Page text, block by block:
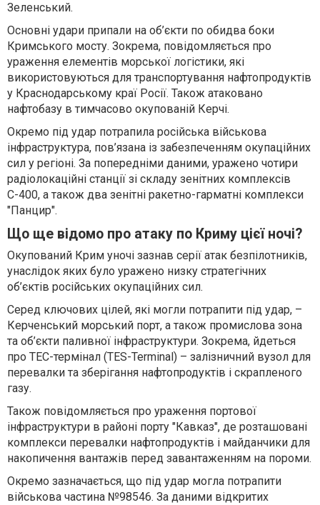
Зеленський.
Основні удари припали на об’єкти по обидва боки
Кримського мосту. Зокрема, повідомляється про
ураження елементів морської логістики, які
використовуються для транспортування нафтопродуктів
у Краснодарському краї Росії. Також атаковано
нафтобазу в тимчасово окупованій Керчі.
Окремо під удар потрапила російська військова
інфраструктура, пов’язана із забезпеченням окупаційних
сил у регіоні. За попередніми даними, уражено чотири
радіолокаційні станції зі складу зенітних комплексів
С-400, а також два зенітні ракетно-гарматні комплекси
"Панцир".
Що ще відомо про атаку по Криму цієї ночі?
Окупований Крим уночі зазнав серії атак безпілотників,
унаслідок яких було уражено низку стратегічних
об’єктів російських окупаційних сил.
Серед ключових цілей, які могли потрапити під удар, –
Керченський морський порт, а також промислова зона
та об’єкти паливної інфраструктури. Зокрема, йдеться
про ТЕС-термінал (TES-Terminal) – залізничний вузол для
перевалки та зберігання нафтопродуктів і скрапленого
газу.
Також повідомляється про ураження портової
інфраструктури в районі порту "Кавказ", де розташовані
комплекси перевалки нафтопродуктів і майданчики для
накопичення вантажів перед завантаженням на пороми.
Окремо зазначається, що під удар могла потрапити
військова частина №98546. За даними відкритих